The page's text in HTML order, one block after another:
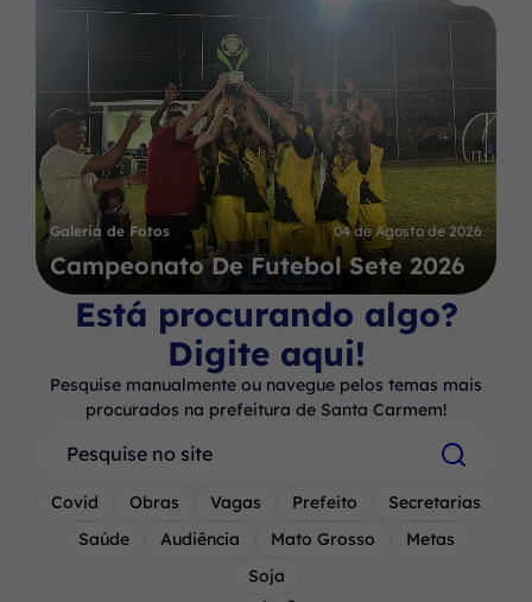
Galeria de Fotos 04 de Agosto de 2026
Campeonato De Futebol Sete 2026
Está procurando algo?
Digite aqui!
Pesquise manualmente ou navegue pelos temas mais
procurados na prefeitura de Santa Carmem!
Pesquisar
Covid Obras Vagas Prefeito
Secretarias
Saúde
Audiência Mato Grosso
Metas
Soja